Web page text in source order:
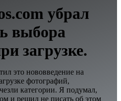
убрал
выбора
загрузке.
это нововведение на
фотографий,
категории. Я подумал,
и решил не писать об этом